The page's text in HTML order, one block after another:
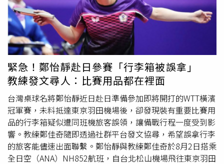
來的賽事準備。所幸事件在隔天上午有了進展。鄭佳奇9時
許再度發文指出，航空公司已於上午10時多順利聯繫上對
方，並預計盡快將行李送至指定地點。她也特別向所有協助
轉發貼文、提供建議及以日文留言的網友表達感謝。鄭佳奇
寫道，「謝謝廣大的森（脆）友們發揮強大的力量幫忙擴
散！今天上午10點多，航空公司已經順利與對方取得聯繫，
預計會儘速於上午協助將行李送至指定地點。」她表示，抵
達日本後忙著處理各項事情，直到現在才有時間向大家道
謝，「謝謝每一位幫忙轉發、提供方法的朋友，也特別感謝
熱心脆友協助以日文留言，我們真的非常感恩！」鄭怡靜今
早找回行李。（圖／翻攝自鄭怡靜IG）針對有網友建議公開
行李上的姓名貼，以利更快找到失主，鄭佳奇也回應，主要
是基於個人資料保護考量，「我們不能因為一時焦急，就公
緊急！鄭怡靜赴日參賽「行李箱被誤拿」
教練發文尋人：比賽用品都在裡面
台灣桌球名將鄭怡靜近日赴日準備參加即將開打的WTT橫濱
冠軍賽，未料抵達東京羽田機場後，卻發現裝有重要比賽用
品的行李箱疑似遭同班機旅客誤領，讓備戰行程一度受到影
響。教練鄭佳奇隨即透過社群平台發文協尋，希望誤拿行李
的旅客能儘速出面聯繫。鄭怡靜與教練鄭佳奇於8月2日搭乘
全日空（ANA）NH852航班，自台北松山機場飛往東京羽田